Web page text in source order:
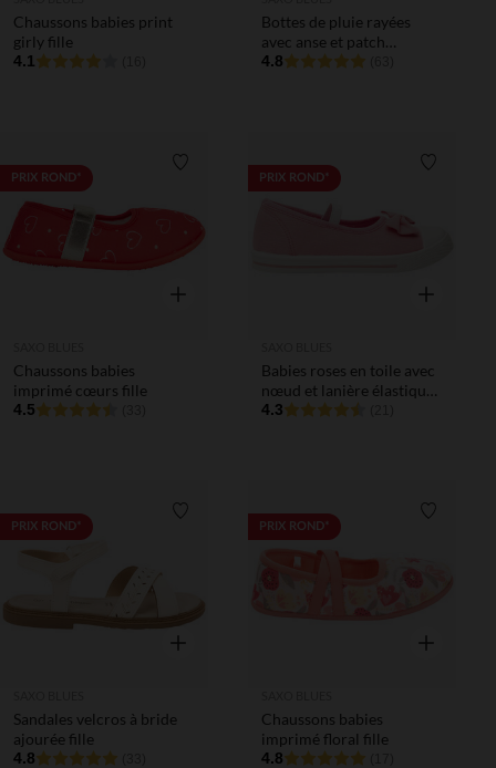
Chaussons babies print
girly fille
4.1
Bottes de pluie rayées
avec anse et patch
fantaisie fille
4.8
PRIX ROND* Liste de souhaits
Aperçu rapide
Chaussons babies
imprimé cœurs fille
4.5
PRIX ROND*
Aperçu
Babies roses en toile avec
nœud et lanière élastiquée
fille
4.3
PRIX ROND* Liste de souhaits
Aperçu rapide
Sandales velcros à bride
ajourée fille
4.8
PRIX ROND*
Aperçu
Chaussons babies
imprimé floral fille
4.8